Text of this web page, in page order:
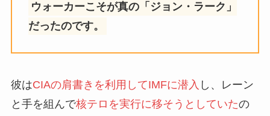
ウォーカーこそが真の「ジョン・ラーク」
だったのです。
彼はCIAの肩書きを利用してIMFに潜入 し、レーン
と手を組んで核テロを実行に移そうとしていたの